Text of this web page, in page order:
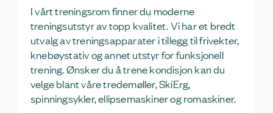
I vårt treningsrom finner du moderne
treningsutstyr av topp kvalitet. Vi har et bredt
utvalg av treningsapparater i tillegg til frivekter,
knebøystativ og annet utstyr for funksjonell
trening. Ønsker du å trene kondisjon kan du
velge blant våre tredemøller, SkiErg,
spinningsykler, ellipsemaskiner og romaskiner.